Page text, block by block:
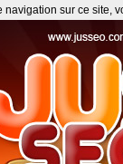
navigation sur ce site,